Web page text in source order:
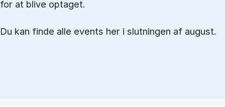
for at blive optaget.
Du kan finde alle events her i slutningen af august.